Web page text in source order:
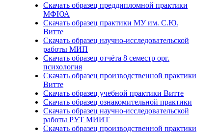
Скачать образец преддипломной практики
МФЮА
Скачать образец практики МУ им. С.Ю.
Витте
Скачать образец научно-исследовательской
работы МИП
Скачать образец отчёта 8 семестр орг.
психология
Скачать образец производственной практики
Витте
Скачать образец учебной практики Витте
Скачать образец ознакомительной практики
Скачать образец научно-исследовательской
работы РУТ МИИТ
Скачать образец производственной практики